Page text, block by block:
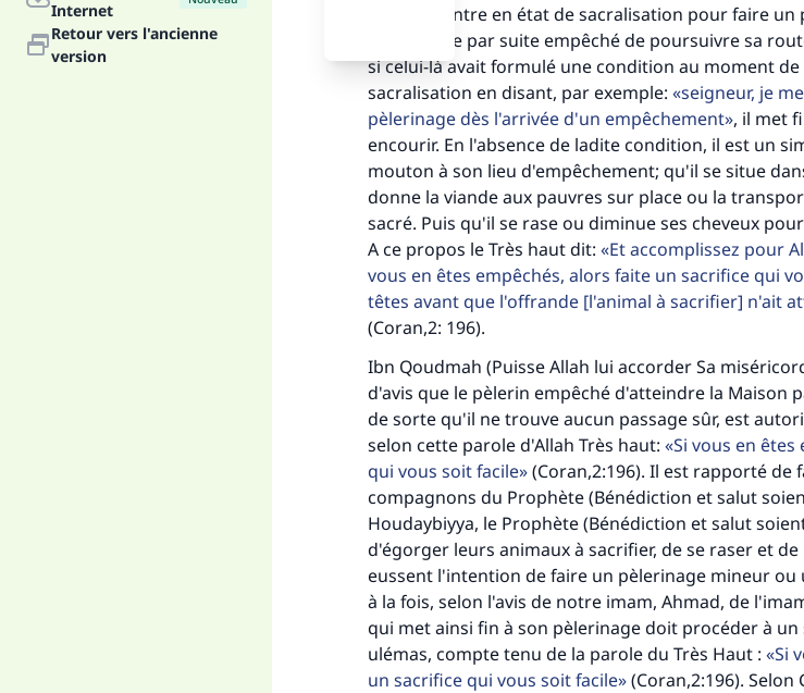
Internet
Retour vers l'ancienne
version
Celui qui entre en état de sacralisation pour faire
se retrouve par suite empêché de poursuivre sa
si celui-là avait formulé une condition au moment
sacralisation en disant, par exemple: seigneur, je
pèlerinage dès l'arrivée d'un empêchement , il met
encourir. En l'absence de ladite condition, il est un
mouton à son lieu d'empêchement; qu'il se situe
donne la viande aux pauvres sur place ou la
sacré. Puis qu'il se rase ou diminue ses cheveux
A ce propos le Très haut dit:
Et accomplissez pour
vous en êtes empêchés, alors faite un sacrifice qui
têtes avant que l'offrande [l'animal à sacrifier] n'ait
(Coran,2: 196).
Ibn Qoudmah (Puisse Allah lui accorder Sa
d'avis que le pèlerin empêché d'atteindre la Maison
de sorte qu'il ne trouve aucun passage sûr, est
selon cette parole d'Allah Très haut: Si vous en
qui vous soit facile (Coran,2:196). Il est rapporté de
compagnons du Prophète (Bénédiction et salut
Houdaybiyya, le Prophète (Bénédiction et salut
d'égorger leurs animaux à sacrifier, de se raser et
eussent l'intention de faire un pèlerinage mineur
à la fois, selon l'avis de notre imam, Ahmad, de
qui met ainsi fin à son pèlerinage doit procéder à
ulémas, compte tenu de la parole du Très Haut : Si
un sacrifice qui vous soit facile (Coran,2:196).
Faites une différence dans
personnes grâce à
Aidez nous à apporter
Le Messager d'Allah (Paix
"Celui qui indique une bonne action
que celui qui le
(MOUSLIM 1893)